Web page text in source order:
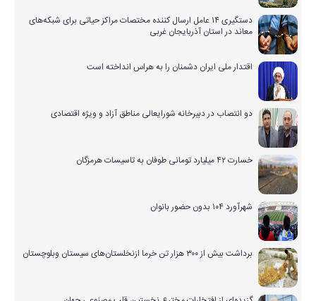
دستگیری ۱۴ عامل ارسال کننده مختصات مراکز حیاتی برای شبکه‌های
معاند در استان آذربایجان غربی
اقتدار ملی ایران دشمنان را به هراس انداخته است
دو انتصاب در دبیرخانه شورایعالی مناطق آزاد و ویژه اقتصادی
خسارت ۴۲ میلیارد تومانی طوفان به تاسیسات هرمزگان
شهرآورد ۱۰۴ بدون حضور بانوان
برداشت بیش از ۳۰۰ هزار تن خرما ازنخلستان‌های سیستان وبلوچستان